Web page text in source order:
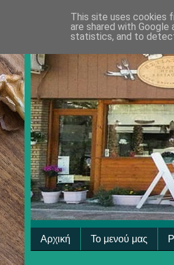
Αρχική Το μενού μας
This site uses cookies
are shared with
statistics, and to